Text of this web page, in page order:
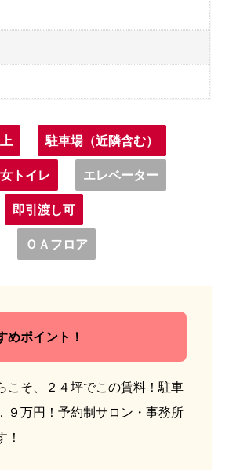
駐車場（近隣含む）
トイレ エレベーター
即引渡し可
ＯＡフロア
めポイント！
こそ、２４坪でこの賃料！駐車
９万円！予約制サロン・事務所
！